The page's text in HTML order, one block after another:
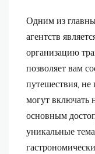
Одним из
агентств
организацию
позволяет вам
путешествия, не
могут включать
основным
уникальные